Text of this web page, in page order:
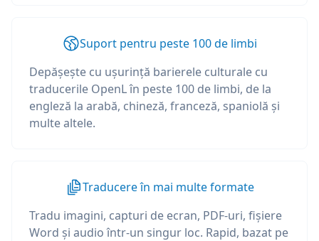
Suport pentru peste 100 de limbi
Depășește cu ușurință barierele culturale cu
traducerile OpenL în peste 100 de limbi, de la
engleză la arabă, chineză, franceză, spaniolă și
multe altele.
Traducere în mai multe formate
Tradu imagini, capturi de ecran, PDF-uri, fișiere
Word și audio într-un singur loc. Rapid, bazat pe